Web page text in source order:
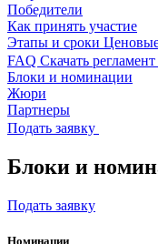
Победители
Как принять участие
Этапы и сроки
FAQ Скачать регламент
Блоки и номинации
Жюри
Партнеры
Подать заявку
Блоки и
Подать заявку
Номинации